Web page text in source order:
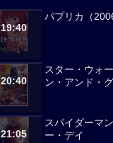
19:40
パプリカ（
20:40
スター・ウォ
ン・アンド・
21:05
スパイダーマ
ー・デイ